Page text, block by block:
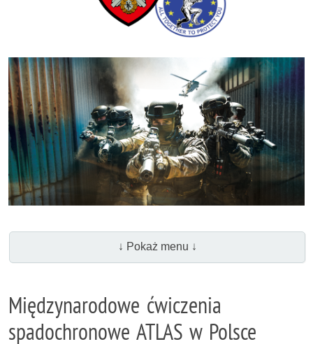
↓ Pokaż menu ↓
Międzynarodowe ćwiczenia
spadochronowe ATLAS w Polsce